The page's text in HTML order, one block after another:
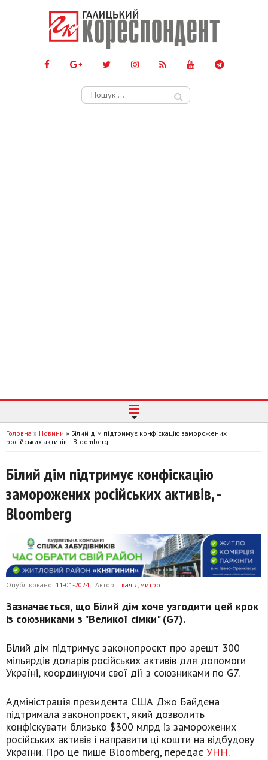
Пошук:
Головна » Новини » Білий дім підтримує конфіскацію заморожених
російських активів, - Bloomberg
Білий дім підтримує конфіскацію
заморожених російських активів, -
Bloomberg
Опубліковано: 11-01-2024 Автор: Ткач Дмитро
Зазначається, що Білий дім хоче узгодити цей крок
із союзниками з "Великої сімки" (G7).
Білий дім підтримує законопроєкт про арешт 300
мільярдів доларів російських активів для допомоги
Україні, координуючи свої дії з союзниками по G7.
Адміністрація президента США Джо Байдена
підтримала законопроєкт, який дозволить
конфіскувати близько $300 млрд із заморожених
російських активів і направити ці кошти на відбудову
України. Про це пише Bloomberg, передає УНН.